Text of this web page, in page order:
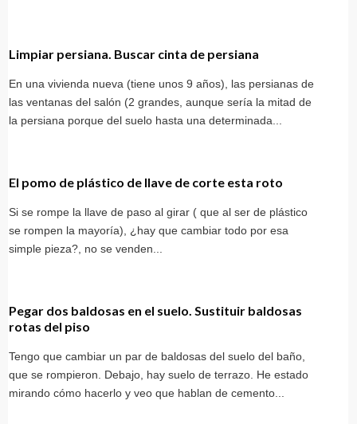
Limpiar persiana. Buscar cinta de persiana
En una vivienda nueva (tiene unos 9 años), las persianas de
las ventanas del salón (2 grandes, aunque sería la mitad de
la persiana porque del suelo hasta una determinada...
El pomo de plástico de llave de corte esta roto
Si se rompe la llave de paso al girar ( que al ser de plástico
se rompen la mayoría), ¿hay que cambiar todo por esa
simple pieza?, no se venden...
Pegar dos baldosas en el suelo. Sustituir baldosas
rotas del piso
Tengo que cambiar un par de baldosas del suelo del baño,
que se rompieron. Debajo, hay suelo de terrazo. He estado
mirando cómo hacerlo y veo que hablan de cemento...